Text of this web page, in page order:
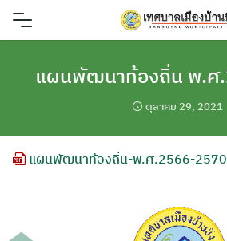
Skip
แผนพัฒนาท้องถิ่น พ.ศ
ตุลาคม 29, 2021
แผนพัฒนาท้องถิ่น-พ.ศ.2566-